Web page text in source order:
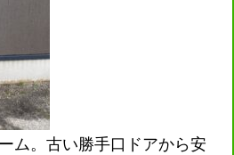
ム。古い勝手口ドアから安